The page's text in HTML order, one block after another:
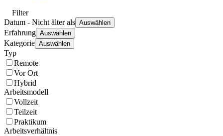
Filter
Datum - Nicht älter als Auswählen
Erfahrung Auswählen
Kategorie Auswählen
Typ
Remote
Vor Ort
Hybrid
Arbeitsmodell
Vollzeit
Teilzeit
Praktikum
Arbeitsverhältnis